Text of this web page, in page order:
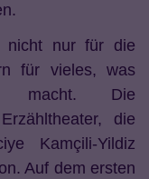
nicht nur für die
für vieles, was
macht. Die
die
Kamçili-Yildiz
Auf dem ersten